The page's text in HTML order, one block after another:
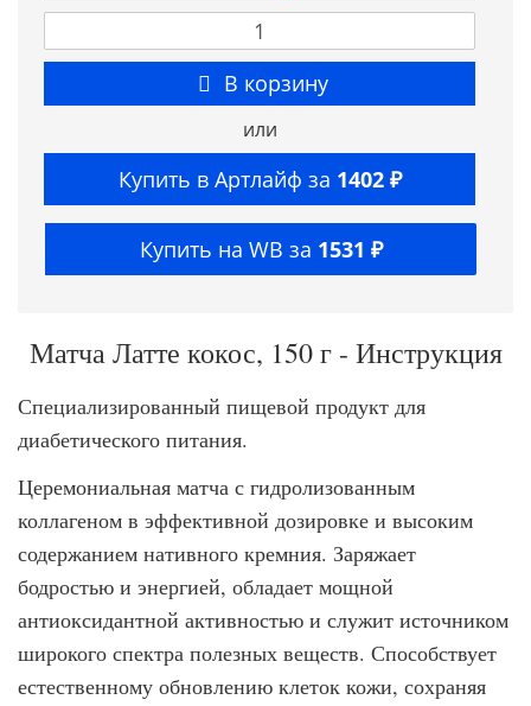
В корзину
или
Купить в Артлайф за 1402 ₽
Купить на WB за 1531 ₽
Матча Латте кокос, 150 г - Инструкция
Специализированный пищевой продукт для
диабетического питания.
Церемониальная матча с гидролизованным
коллагеном в эффективной дозировке и высоким
содержанием нативного кремния. Заряжает
бодростью и энергией, обладает мощной
антиоксидантной активностью и служит источником
широкого спектра полезных веществ. Способствует
естественному обновлению клеток кожи, сохраняя